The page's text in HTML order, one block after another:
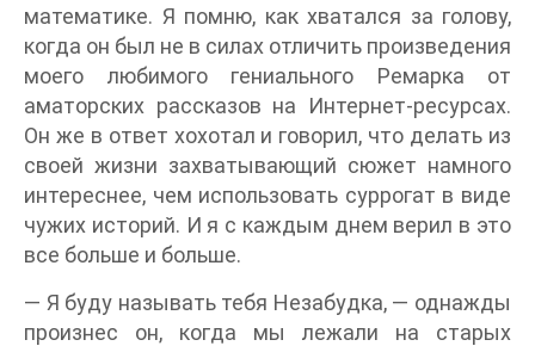
математике. Я помню, как хватался за голову,
когда он был не в силах отличить произведения
моего любимого гениального Ремарка от
аматорских рассказов на Интернет-ресурсах.
Он же в ответ хохотал и говорил, что делать из
своей жизни захватывающий сюжет намного
интереснее, чем использовать суррогат в виде
чужих историй. И я с каждым днем верил в это
все больше и больше.
— Я буду называть тебя Незабудка, — однажды
произнес он, когда мы лежали на старых